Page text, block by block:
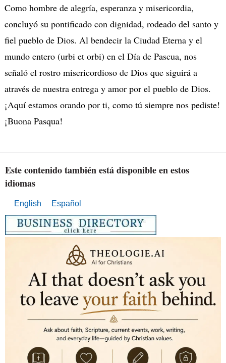
Como hombre de alegría, esperanza y misericordia,
concluyó su pontificado con dignidad, rodeado del santo y
fiel pueblo de Dios. Al bendecir la Ciudad Eterna y el
mundo entero (urbi et orbi) en el Día de Pascua, nos
señaló el rostro misericordioso de Dios que siguirá a
através de nuestra entrega y amor por el pueblo de Dios.
¡Aquí estamos orando por ti, como tú siempre nos pediste!
¡Buona Pasqua!
Este contenido también está disponible en estos
idiomas
English Español